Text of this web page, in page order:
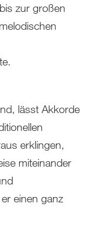
zur großen
lässt Akkorde
erklingen,
miteinander
einen ganz